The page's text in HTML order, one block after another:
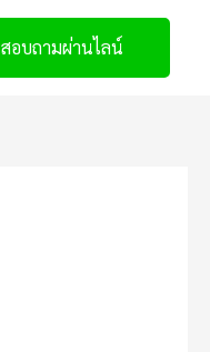
สอบถามผ่านไลน์